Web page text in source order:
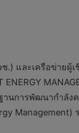
.) และเครือข่ายผู้
ENERGY
านการพัฒนากำลั
Management)